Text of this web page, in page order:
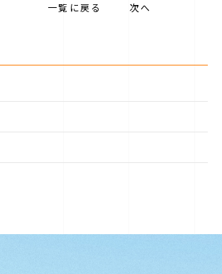
一覧に戻る 次へ